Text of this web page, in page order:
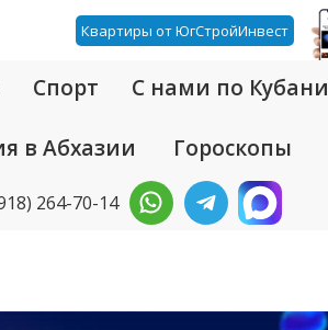
Квартиры от ЮгСтройИнвест
Спорт С нами по Кубани
в Абхазии Гороскопы
264-70-14